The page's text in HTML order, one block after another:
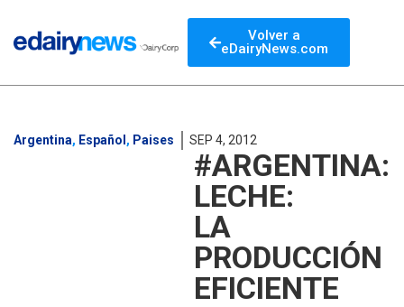
Volver a
eDairyNews.com
Argentina, Español , Paises SEP 4, 2012
#ARGENTINA:
LECHE:
LA
PRODUCCIÓN
EFICIENTE